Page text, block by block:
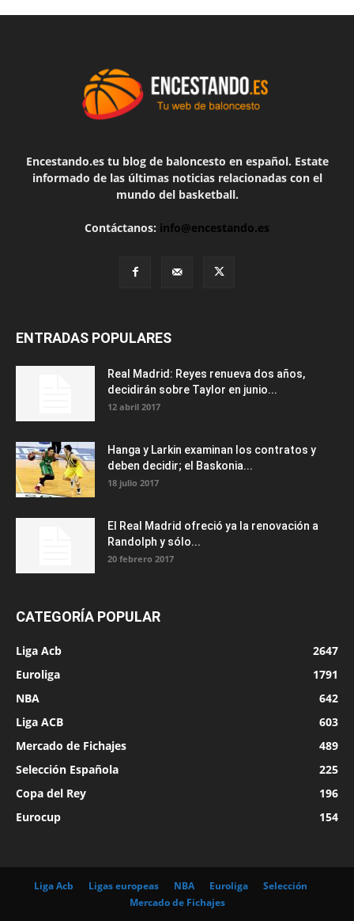
Encestando.es tu blog de baloncesto en español. Estate
informado de las últimas noticias relacionadas con el
mundo del basketball.
Contáctanos: info@encestando.es
ENTRADAS POPULARES
Real Madrid: Reyes renueva dos años,
decidirán sobre Taylor en junio...
12 abril 2017
Hanga y Larkin examinan los contratos y
deben decidir; el Baskonia...
18 julio 2017
El Real Madrid ofreció ya la renovación a
Randolph y sólo...
20 febrero 2017
CATEGORÍA POPULAR
Liga Acb
2647
Euroliga
1791
NBA
642
Liga ACB
603
Mercado de Fichajes
489
Selección Española
225
Copa del Rey
196
Eurocup
154
Liga Acb Ligas europeas NBA Euroliga
Selección
Mercado de Fichajes